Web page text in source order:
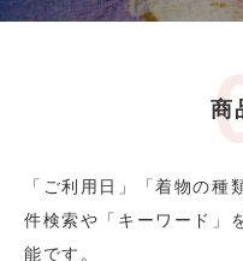
商
「ご利用日」「着物の種
件検索や「キーワード」
能です。